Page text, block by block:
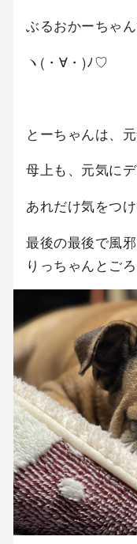
ぶるおかーちゃん
ヽ(・∀・)ﾉ♡
とーちゃんは、
母上も、元気に
あれだけ気をつけ
最後の最後で風
りっちゃんとご